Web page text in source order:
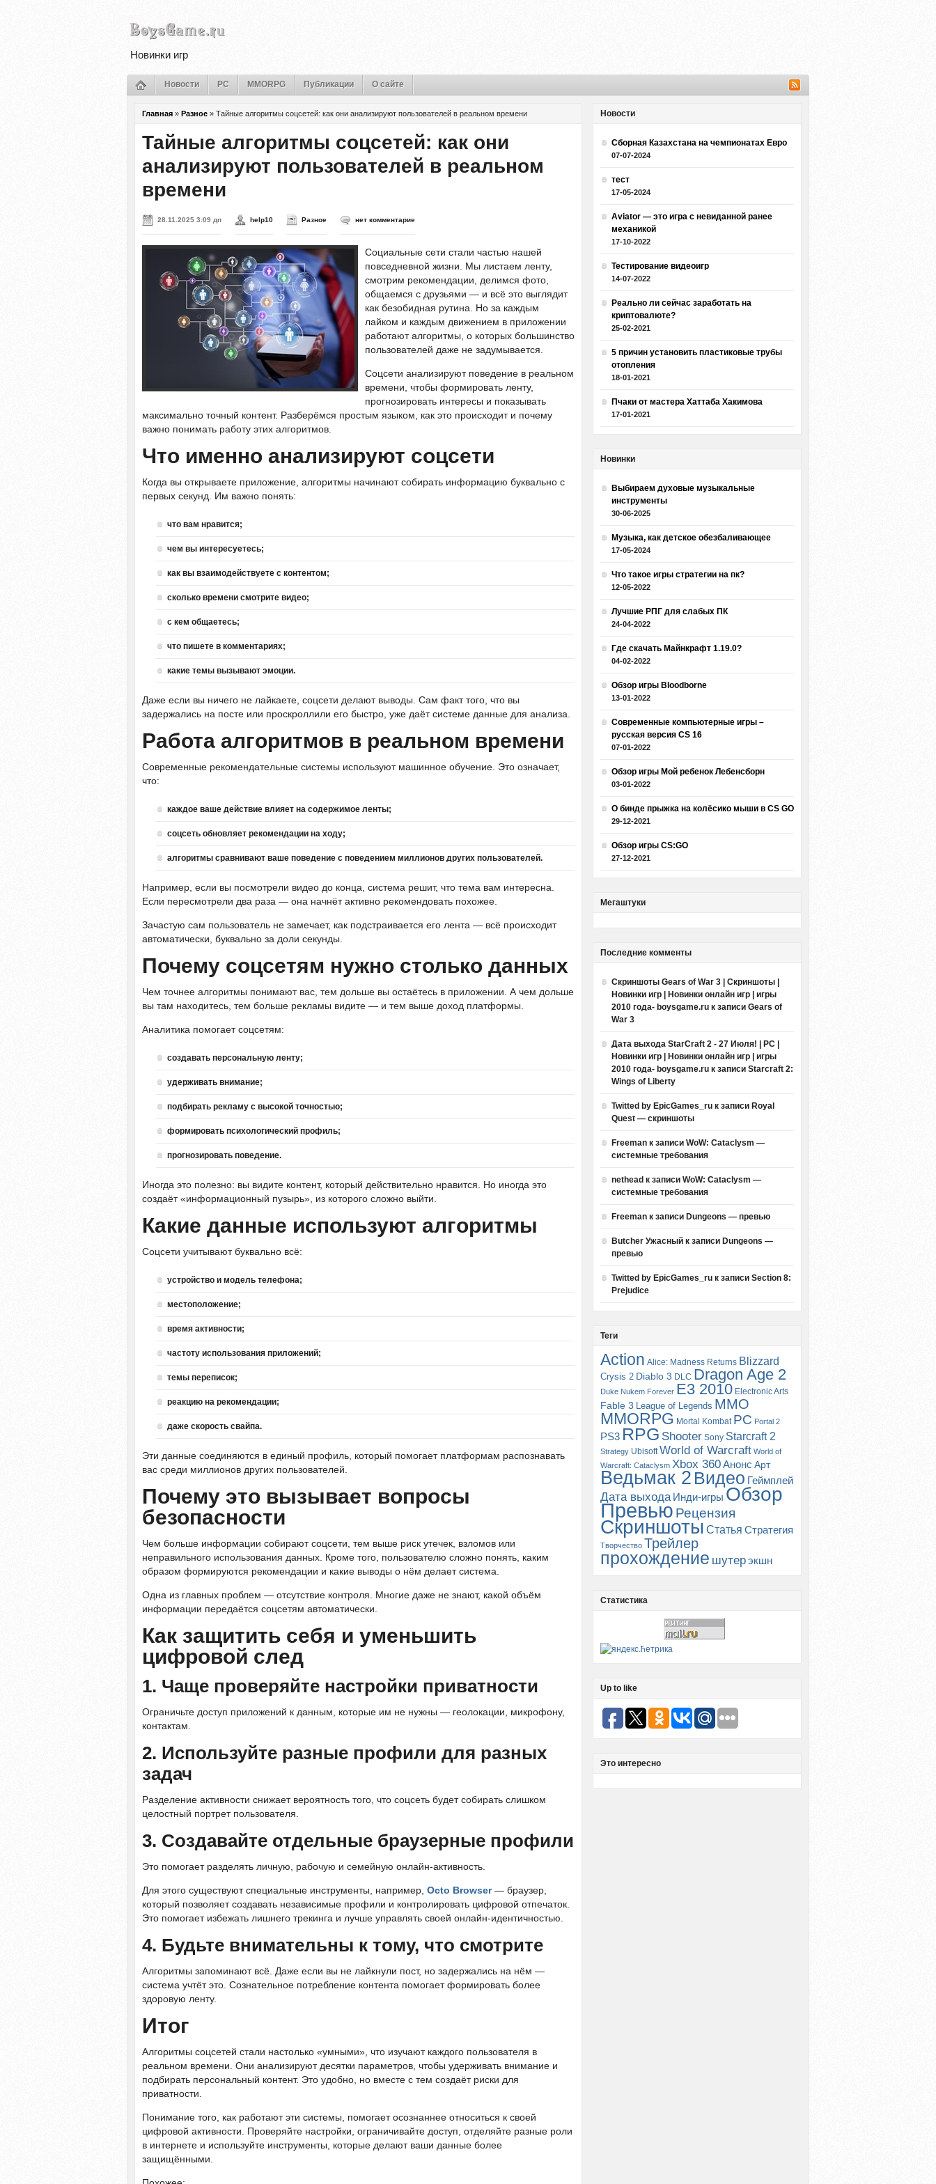
Новинки игр
Новости PC MMORPG Публикации О сайте
Главная » Разное » Тайные алгоритмы соцсетей: как они анализируют пользователей в реальном времени
Тайные алгоритмы соцсетей: как они
анализируют пользователей в реальном
времени
28.11.2025 3:09 дп help10 Разное нет комментарие
Социальные сети стали частью нашей
повседневной жизни. Мы листаем ленту,
смотрим рекомендации, делимся фото,
общаемся с друзьями — и всё это выглядит
как безобидная рутина. Но за каждым
лайком и каждым движением в приложении
работают алгоритмы, о которых большинство
пользователей даже не задумывается.
Соцсети анализируют поведение в реальном
времени, чтобы формировать ленту,
прогнозировать интересы и показывать
максимально точный контент. Разберёмся простым языком, как это происходит и почему
важно понимать работу этих алгоритмов.
Что именно анализируют соцсети
Когда вы открываете приложение, алгоритмы начинают собирать информацию буквально с
первых секунд. Им важно понять:
что вам нравится;
чем вы интересуетесь;
как вы взаимодействуете с контентом;
сколько времени смотрите видео;
с кем общаетесь;
что пишете в комментариях;
какие темы вызывают эмоции.
Даже если вы ничего не лайкаете, соцсети делают выводы. Сам факт того, что вы
задержались на посте или проскроллили его быстро, уже даёт системе данные для анализа.
Работа алгоритмов в реальном времени
Современные рекомендательные системы используют машинное обучение. Это означает,
что:
каждое ваше действие влияет на содержимое ленты;
соцсеть обновляет рекомендации на ходу;
алгоритмы сравнивают ваше поведение с поведением миллионов других пользователей.
Например, если вы посмотрели видео до конца, система решит, что тема вам интересна.
Если пересмотрели два раза — она начнёт активно рекомендовать похожее.
Зачастую сам пользователь не замечает, как подстраивается его лента — всё происходит
автоматически, буквально за доли секунды.
Почему соцсетям нужно столько данных
Чем точнее алгоритмы понимают вас, тем дольше вы остаётесь в приложении. А чем дольше
вы там находитесь, тем больше рекламы видите — и тем выше доход платформы.
Аналитика помогает соцсетям:
создавать персональную ленту;
удерживать внимание;
подбирать рекламу с высокой точностью;
формировать психологический профиль;
прогнозировать поведение.
Иногда это полезно: вы видите контент, который действительно нравится. Но иногда это
создаёт «информационный пузырь», из которого сложно выйти.
Какие данные используют алгоритмы
Соцсети учитывают буквально всё:
устройство и модель телефона;
местоположение;
время активности;
частоту использования приложений;
темы переписок;
реакцию на рекомендации;
даже скорость свайпа.
Эти данные соединяются в единый профиль, который помогает платформам распознавать
вас среди миллионов других пользователей.
Почему это вызывает вопросы
безопасности
Чем больше информации собирают соцсети, тем выше риск утечек, взломов или
неправильного использования данных. Кроме того, пользователю сложно понять, каким
образом формируются рекомендации и какие выводы о нём делает система.
Одна из главных проблем — отсутствие контроля. Многие даже не знают, какой объём
информации передаётся соцсетям автоматически.
Как защитить себя и уменьшить
цифровой след
1. Чаще проверяйте настройки приватности
Ограничьте доступ приложений к данным, которые им не нужны — геолокации, микрофону,
контактам.
2. Используйте разные профили для разных
задач
Разделение активности снижает вероятность того, что соцсеть будет собирать слишком
целостный портрет пользователя.
3. Создавайте отдельные браузерные профили
Это помогает разделять личную, рабочую и семейную онлайн-активность.
Для этого существуют специальные инструменты, например, Octo Browser— браузер,
который позволяет создавать независимые профили и контролировать цифровой отпечаток.
Это помогает избежать лишнего трекинга и лучше управлять своей онлайн-идентичностью.
4. Будьте внимательны к тому, что смотрите
Алгоритмы запоминают всё. Даже если вы не лайкнули пост, но задержались на нём —
система учтёт это. Сознательное потребление контента помогает формировать более
здоровую ленту.
Итог
Алгоритмы соцсетей стали настолько «умными», что изучают каждого пользователя в
реальном времени. Они анализируют десятки параметров, чтобы удерживать внимание и
подбирать персональный контент. Это удобно, но вместе с тем создаёт риски для
приватности.
Понимание того, как работают эти системы, помогает осознаннее относиться к своей
цифровой активности. Проверяйте настройки, ограничивайте доступ, отделяйте разные роли
в интернете и используйте инструменты, которые делают ваши данные более
защищёнными.
Новости
Сборная Казахстана на чемпионатах Евро
07-07-2024
тест
17-05-2024
Aviator — это игра с невиданной ранее
механикой
17-10-2022
Тестирование видеоигр
14-07-2022
Реально ли сейчас заработать на
криптовалюте?
25-02-2021
5 причин установить пластиковые трубы
отопления
18-01-2021
Пчаки от мастера Хаттаба Хакимова
17-01-2021
Новинки
Выбираем духовые музыкальные
инструменты
30-06-2025
Музыка, как детское обезбаливающее
17-05-2024
Что такое игры стратегии на пк?
12-05-2022
Лучшие РПГ для слабых ПК
24-04-2022
Где скачать Майнкрафт 1.19.0?
04-02-2022
Обзор игры Bloodborne
13-01-2022
Современные компьютерные игры –
русская версия CS 16
07-01-2022
Обзор игры Мой ребенок Лебенсборн
03-01-2022
О бинде прыжка на колёсико мыши в CS GO
29-12-2021
Обзор игры CS:GO
27-12-2021
Мегаштуки
Последние комменты
Скриншоты Gears of War 3 | Скриншоты |
Новинки игр | Новинки онлайн игр | игры
2010 года- boysgame.ru к записи Gears of
War 3
Дата выхода StarCraft 2 - 27 Июля! | PC |
Новинки игр | Новинки онлайн игр | игры
2010 года- boysgame.ru к записи Starcraft 2:
Wings of Liberty
Twitted by EpicGames_ru к записи Royal
Quest — скриншоты
Freeman к записи WoW: Cataclysm —
системные требования
nethead к записи WoW: Cataclysm —
системные требования
Freeman к записи Dungeons — превью
Butcher Ужасный к записи Dungeons —
превью
Twitted by EpicGames_ru к записи Section 8:
Prejudice
Теги
Action Alice: Madness Returns Blizzard
Crysis 2 Diablo 3 DLC Dragon Age 2
Duke Nukem Forever E3 2010 Electronic Arts
Fable 3 League of Legends MMO
MMORPG Mortal Kombat PC Portal 2
PS3 RPG Shooter Sony Starcraft 2
Strategy Ubisoft World of Warcraft World of
Warcraft: Cataclysm Xbox 360Анонс Арт
Ведьмак 2 Видео Геймплей
Дата выхода Инди-игры Обзор
Превью Рецензия
Скриншоты Статья Стратегия
Творчество Трейлер
прохождение шутерэкшн
Статистика
Up to like
Это интересно